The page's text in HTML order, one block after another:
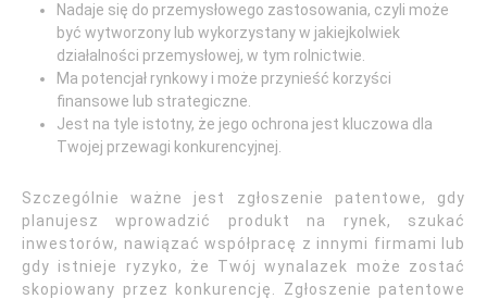
Nadaje się do przemysłowego zastosowania, czyli może
być wytworzony lub wykorzystany w jakiejkolwiek
działalności przemysłowej, w tym rolnictwie.
Ma potencjał rynkowy i może przynieść korzyści
finansowe lub strategiczne.
Jest na tyle istotny, że jego ochrona jest kluczowa dla
Twojej przewagi konkurencyjnej.
Szczególnie ważne jest zgłoszenie patentowe, gdy
planujesz wprowadzić produkt na rynek, szukać
inwestorów, nawiązać współpracę z innymi firmami lub
gdy istnieje ryzyko, że Twój wynalazek może zostać
skopiowany przez konkurencję. Zgłoszenie patentowe